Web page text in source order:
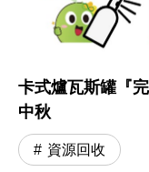
卡式爐瓦斯罐『完
中秋
資源回收